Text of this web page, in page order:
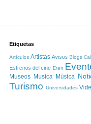
Etiquetas
Artículos Artistas Avisos Blogs
Estrenos del cine Eten
Museos Musica Música
Turismo Universidades